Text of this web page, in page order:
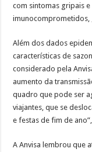
com sintomas gripais
imunocomprometidos,
Além dos dados
características de
considerado pela
aumento da
quadro que pode ser
viajantes, que se
e festas de fim de
A Anvisa lembrou que